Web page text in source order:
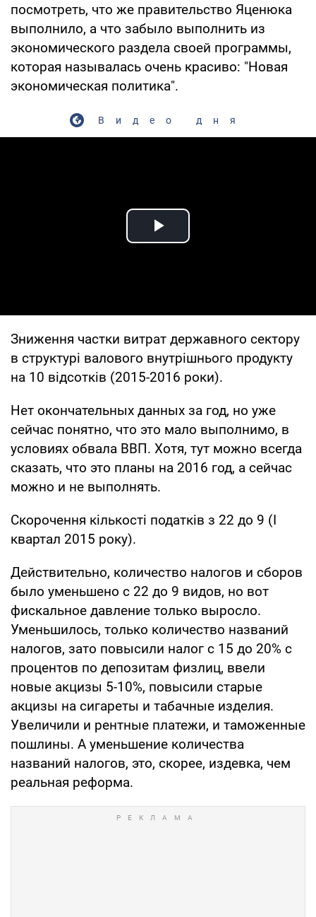
посмотреть, что же правительство Яценюка
выполнило, а что забыло выполнить из
экономического раздела своей программы,
которая называлась очень красиво: "Новая
экономическая политика".
Видео дня
Play Video
Зниження частки витрат державного сектору
в структурі валового внутрішнього продукту
на 10 відсотків (2015-2016 роки).
Нет окончательных данных за год, но уже
сейчас понятно, что это мало выполнимо, в
условиях обвала ВВП. Хотя, тут можно всегда
сказать, что это планы на 2016 год, а сейчас
можно и не выполнять.
Скорочення кількості податків з 22 до 9 (I
квартал 2015 року).
Действительно, количество налогов и сборов
было уменьшено с 22 до 9 видов, но вот
фискальное давление только выросло.
Уменьшилось, только количество названий
налогов, зато повысили налог с 15 до 20% с
процентов по депозитам физлиц, ввели
новые акцизы 5-10%, повысили старые
акцизы на сигареты и табачные изделия.
Увеличили и рентные платежи, и таможенные
пошлины. А уменьшение количества
названий налогов, это, скорее, издевка, чем
реальная реформа.